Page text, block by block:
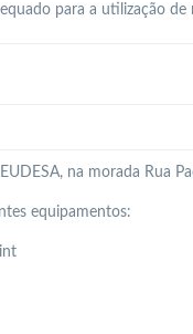
para a utilização de
na morada Rua
equipamentos: